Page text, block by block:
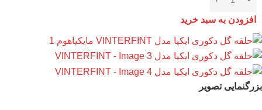
افزودن به سبد خرید
بزرگنمایی تصویر